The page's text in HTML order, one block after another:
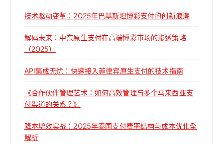
技术驱动变革：2025年巴基斯坦博彩支付的创新浪潮
解码未来：中东原生支付在高端博彩市场的渗透策略
（2025）
API集成无忧：快速接入菲律宾原生支付的技术指南
《合作伙伴管理艺术：如何高效管理与多个马来西亚支
付渠道的关系？》
降本增效实战：2025年泰国支付费率结构与成本优化全
解析